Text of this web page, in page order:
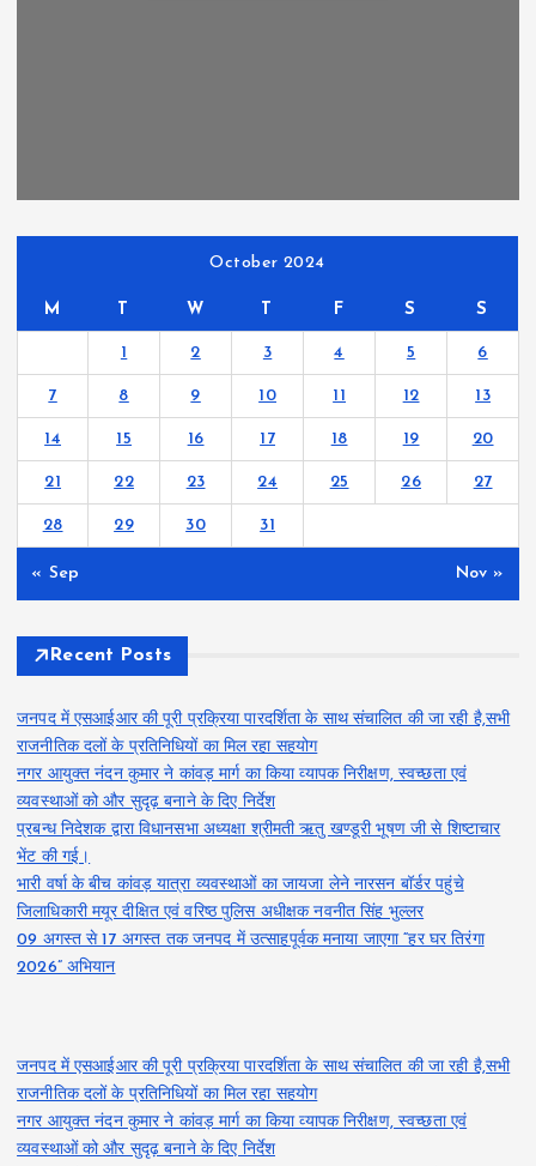
October 2024
M T W T F S S
1 2 3 4 5 6
7 8 9 10 11 12 13
14 15 16 17 18 19 20
21 22 23 24 25 26 27
28 29 30 31
« Sep Nov »
Recent Posts
जनपद में एसआईआर की पूरी प्रक्रिया पारदर्शिता के साथ संचालित की जा रही है,सभी
राजनीतिक दलों के प्रतिनिधियों का मिल रहा सहयोग
नगर आयुक्त नंदन कुमार ने कांवड़ मार्ग का किया व्यापक निरीक्षण, स्वच्छता एवं
व्यवस्थाओं को और सुदृढ़ बनाने के दिए निर्देश
प्रबन्ध निदेशक द्वारा विधानसभा अध्यक्षा श्रीमती ऋतु खण्डूरी भूषण जी से शिष्टाचार
भेंट की गई।
भारी वर्षा के बीच कांवड़ यात्रा व्यवस्थाओं का जायजा लेने नारसन बॉर्डर पहुंचे
जिलाधिकारी मयूर दीक्षित एवं वरिष्ठ पुलिस अधीक्षक नवनीत सिंह भुल्लर
09 अगस्त से 17 अगस्त तक जनपद में उत्साहपूर्वक मनाया जाएगा “हर घर तिरंगा
2026” अभियान
जनपद में एसआईआर की पूरी प्रक्रिया पारदर्शिता के साथ संचालित की जा रही है,सभी
राजनीतिक दलों के प्रतिनिधियों का मिल रहा सहयोग
नगर आयुक्त नंदन कुमार ने कांवड़ मार्ग का किया व्यापक निरीक्षण, स्वच्छता एवं
व्यवस्थाओं को और सुदृढ़ बनाने के दिए निर्देश